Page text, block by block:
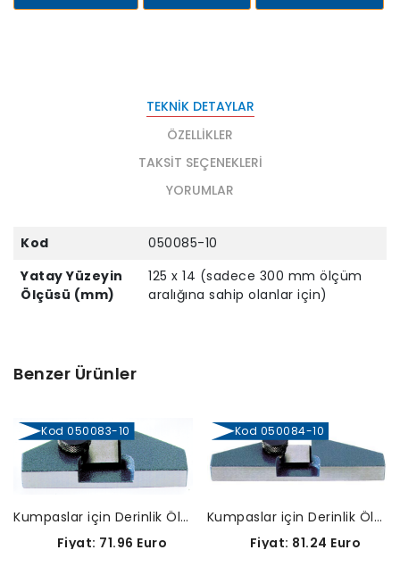
TEKNIK DETAYLAR
ÖZELLIKLER
TAKSIT SEÇENEKLERI
YORUMLAR
Kod
050085-10
Yatay Yüzeyin
Ölçüsü (mm)
125 x 14 (sadece 300 mm ölçüm
aralığına sahip olanlar için)
Benzer Ürünler
Kod 050083-10
Kumpaslar için Derinlik Ölçme Köprüleri-050083-10
Fiyat: 71.96 Euro
Kod 050084-10
Kumpaslar için Derinlik Ölçme Köprüleri-050084-10
Fiyat: 81.24 Euro